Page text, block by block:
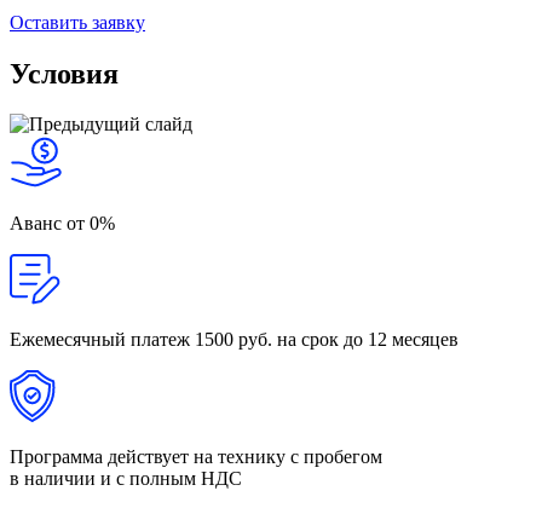
Оставить заявку
Условия
Аванс от 0%
Ежемесячный платеж 1500 руб. на срок до 12 месяцев
Программа действует на технику с пробегом
в наличии и с полным НДС